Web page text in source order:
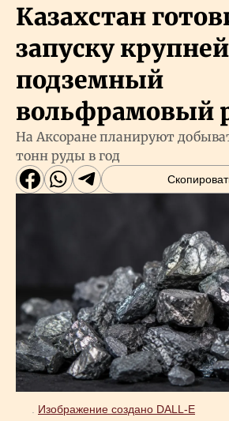
Казахстан
запуску
подземный
вольфрамовый
На Аксоране планируют
тонн руды в год
. Изображение создано DALL-E